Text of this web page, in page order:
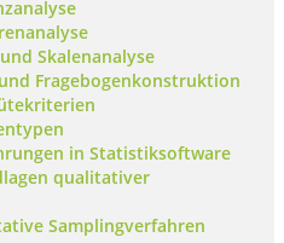
Skalenanalyse
Fragebogenkonstruktion
in Statistiksoftware
qualitativer
Samplingverfahren